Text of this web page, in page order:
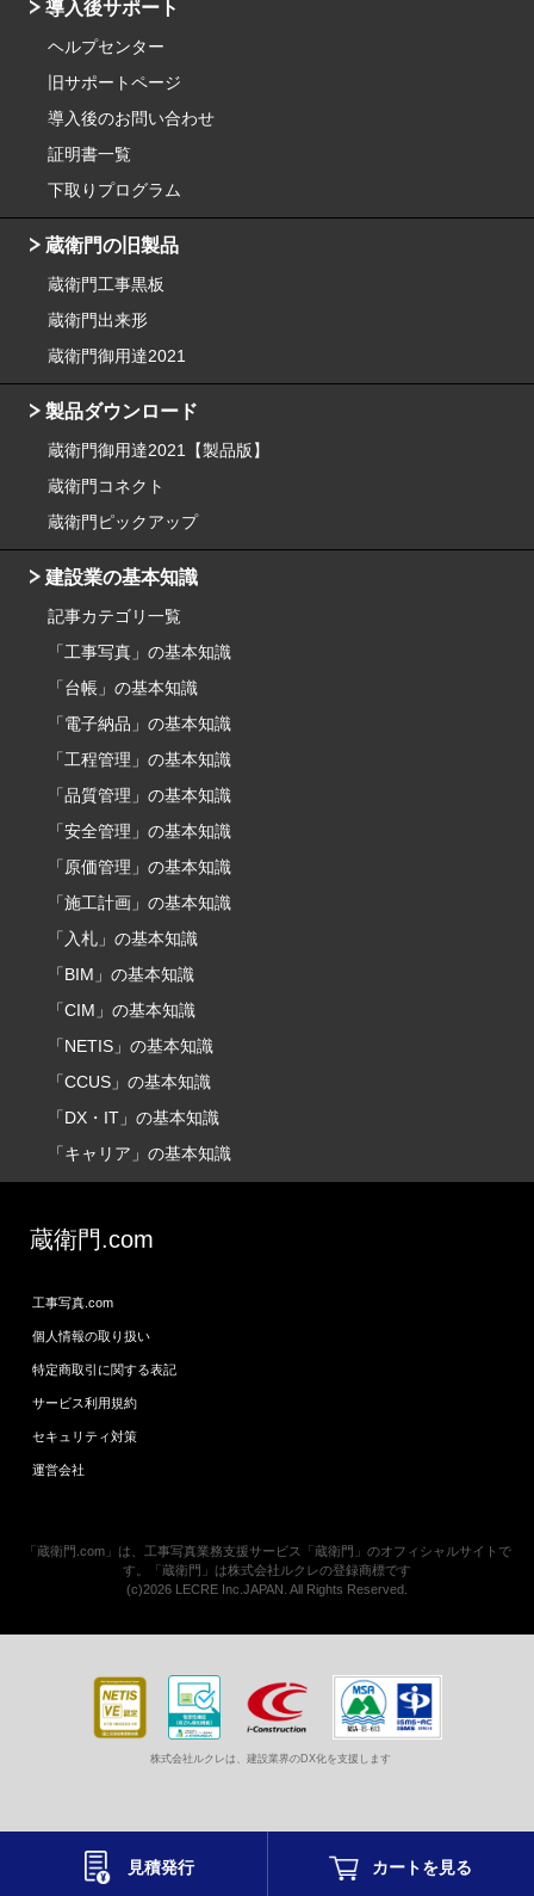
見積発行 カートを見る
導入後サポート
ヘルプセンター
旧サポートページ
導入後のお問い合わせ
証明書一覧
下取りプログラム
蔵衛門の旧製品
蔵衛門工事黒板
蔵衛門出来形
蔵衛門御用達2021
製品ダウンロード
蔵衛門御用達2021【製品版】
蔵衛門コネクト
蔵衛門ピックアップ
建設業の基本知識
記事カテゴリ一覧
「工事写真」の基本知識
「台帳」の基本知識
「電子納品」の基本知識
「工程管理」の基本知識
「品質管理」の基本知識
「安全管理」の基本知識
「原価管理」の基本知識
「施工計画」の基本知識
「入札」の基本知識
「BIM」の基本知識
「CIM」の基本知識
「NETIS」の基本知識
「CCUS」の基本知識
「DX・IT」の基本知識
「キャリア」の基本知識
蔵衛門.com
工事写真.com
個人情報の取り扱い
特定商取引に関する表記
サービス利用規約
セキュリティ対策
運営会社
「蔵衛門.com」は、工事写真業務支援サービス「蔵衛門」のオフィシャルサイトで
す。「蔵衛門」は株式会社ルクレの登録商標です
(c)2026 LECRE Inc.JAPAN. All Rights Reserved.
株式会社ルクレは、建設業界のDX化を支援します